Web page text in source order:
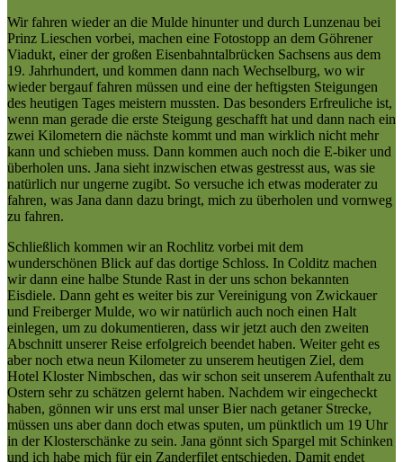
Wir fahren wieder an die Mulde hinunter und durch Lunzenau bei
Prinz Lieschen vorbei, machen eine Fotostopp an dem Göhrener
Viadukt, einer der großen Eisenbahntalbrücken Sachsens aus dem
19. Jahrhundert, und kommen dann nach Wechselburg, wo wir
wieder bergauf fahren müssen und eine der heftigsten Steigungen
des heutigen Tages meistern mussten. Das besonders Erfreuliche ist,
wenn man gerade die erste Steigung geschafft hat und dann nach ein
zwei Kilometern die nächste kommt und man wirklich nicht mehr
kann und schieben muss. Dann kommen auch noch die E-biker und
überholen uns. Jana sieht inzwischen etwas gestresst aus, was sie
natürlich nur ungerne zugibt. So versuche ich etwas moderater zu
fahren, was Jana dann dazu bringt, mich zu überholen und vornweg
zu fahren.
Schließlich kommen wir an Rochlitz vorbei mit dem
wunderschönen Blick auf das dortige Schloss. In Colditz machen
wir dann eine halbe Stunde Rast in der uns schon bekannten
Eisdiele. Dann geht es weiter bis zur Vereinigung von Zwickauer
und Freiberger Mulde, wo wir natürlich auch noch einen Halt
einlegen, um zu dokumentieren, dass wir jetzt auch den zweiten
Abschnitt unserer Reise erfolgreich beendet haben. Weiter geht es
aber noch etwa neun Kilometer zu unserem heutigen Ziel, dem
Hotel Kloster Nimbschen, das wir schon seit unserem Aufenthalt zu
Ostern sehr zu schätzen gelernt haben. Nachdem wir eingecheckt
haben, gönnen wir uns erst mal unser Bier nach getaner Strecke,
müssen uns aber dann doch etwas sputen, um pünktlich um 19 Uhr
in der Klosterschänke zu sein. Jana gönnt sich Spargel mit Schinken
und ich habe mich für ein Zanderfilet entschieden. Damit endet